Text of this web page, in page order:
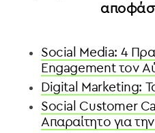
Social Media: 4
Engagement τον
Digital Marketing:
Social Customer
Aπαραίτητο για